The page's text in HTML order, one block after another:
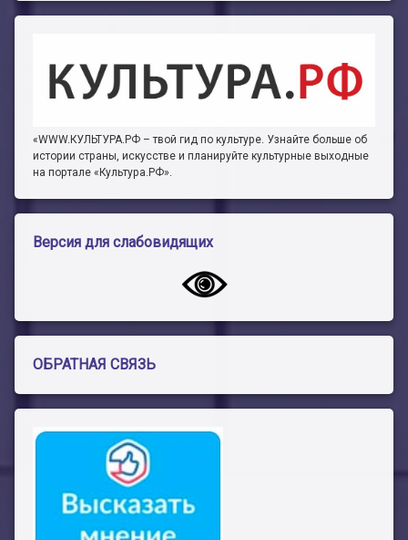
«WWW.КУЛЬТУРА.РФ – твой гид по культуре. Узнайте больше об
истории страны, искусстве и планируйте культурные выходные
на портале «Культура.РФ».
Версия для слабовидящих
ОБРАТНАЯ СВЯЗЬ